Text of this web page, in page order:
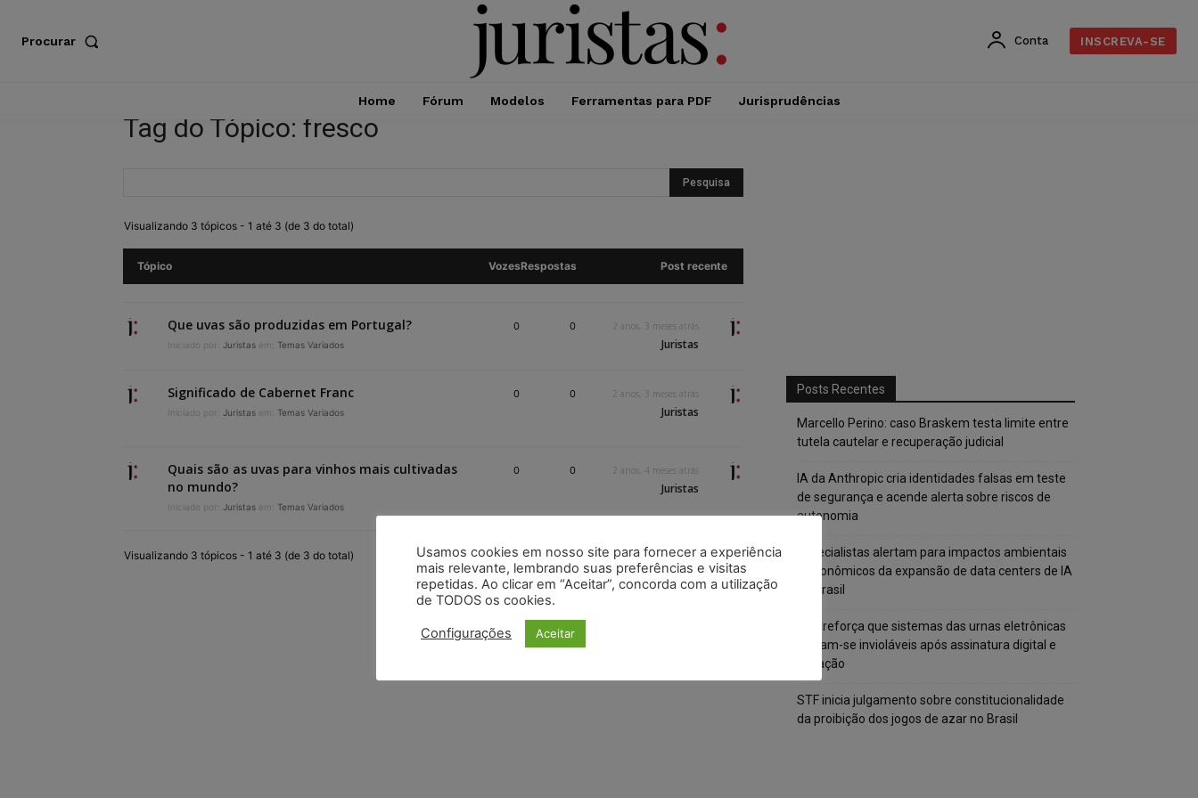
Procurar Conta INSCREVA-SE
Home Fórum Modelos Ferramentas para PDF Jurisprudências
Tag do Tópico: fresco
Visualizando 3 tópicos - 1 até 3 (de 3 do total)
Tópico VozesRespostas Post recente
Que uvas são produzidas em Portugal?
Iniciado por: Juristas em: Temas Variados
0 0 2 anos, 3 meses atrás
Juristas
Significado de Cabernet Franc
Iniciado por: Juristas em: Temas Variados
0 0 2 anos, 3 meses atrás
Juristas
Quais são as uvas para vinhos mais cultivadas
no mundo?
Iniciado por: Juristas em: Temas Variados
0 0 2 anos, 4 meses atrás
Juristas
Visualizando 3 tópicos - 1 até 3 (de 3 do total)
Posts Recentes
Marcello Perino: caso Braskem testa limite entre
tutela cautelar e recuperação judicial
IA da Anthropic cria identidades falsas em teste
de segurança e acende alerta sobre riscos de
autonomia
Especialistas alertam para impactos ambientais
e econômicos da expansão de data centers de IA
no Brasil
TSE reforça que sistemas das urnas eletrônicas
tornam-se invioláveis após assinatura digital e
lacração
STF inicia julgamento sobre constitucionalidade
da proibição dos jogos de azar no Brasil
Usamos cookies em nosso site para fornecer a experiência
mais relevante, lembrando suas preferências e visitas
repetidas. Ao clicar em “Aceitar”, concorda com a utilização
de TODOS os cookies.
Configurações Aceitar